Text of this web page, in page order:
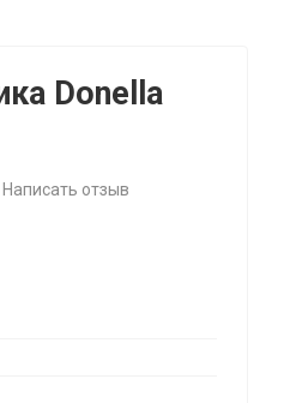
Donella
отзыв